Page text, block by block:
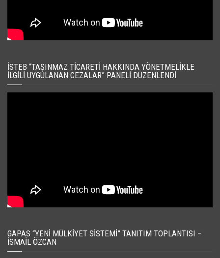
İSTEB “TAŞINMAZ TICARETI HAKKINDA YÖNETMELIKLE
İLGILI UYGULANAN CEZALAR” PANELI DÜZENLENDI
GAPAS “YENI MÜLKIYET SISTEMI” TANITIM TOPLANTISI –
İSMAIL ÖZCAN